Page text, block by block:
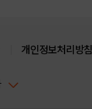
개인정보처리방침